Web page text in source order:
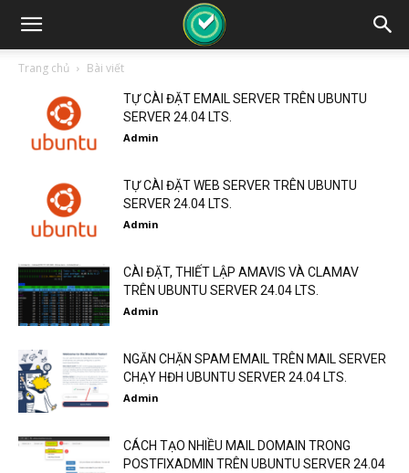
Trang chủ Bài viết
TỰ CÀI ĐẶT EMAIL SERVER TRÊN UBUNTU
SERVER 24.04 LTS.
Admin
TỰ CÀI ĐẶT WEB SERVER TRÊN UBUNTU
SERVER 24.04 LTS.
Admin
CÀI ĐẶT, THIẾT LẬP AMAVIS VÀ CLAMAV
TRÊN UBUNTU SERVER 24.04 LTS.
Admin
NGĂN CHẶN SPAM EMAIL TRÊN MAIL SERVER
CHẠY HĐH UBUNTU SERVER 24.04 LTS.
Admin
CÁCH TẠO NHIỀU MAIL DOMAIN TRONG
POSTFIXADMIN TRÊN UBUNTU SERVER 24.04